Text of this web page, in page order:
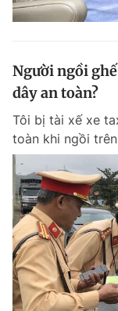
Người ngồi
dây an toàn?
Tôi bị tài xế xe
toàn khi ngồi